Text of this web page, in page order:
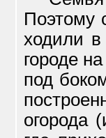
Поэтому
ходили в
городе
под
огорода